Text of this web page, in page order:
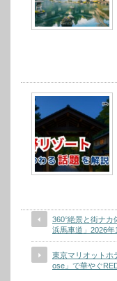
360°絶景と街ナ
浜馬車道」2026年
東京マリオットホ
ose」で華やぐ